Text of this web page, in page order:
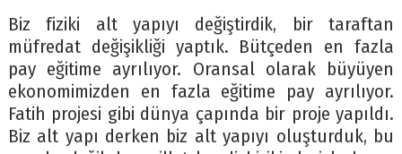
Biz fiziki alt yapıyı değiştirdik, bir taraftan
müfredat değişikliği yaptık. Bütçeden en fazla
pay eğitime ayrılıyor. Oransal olarak büyüyen
ekonomimizden en fazla eğitime pay ayrılıyor.
Fatih projesi gibi dünya çapında bir proje yapıldı.
Biz alt yapı derken biz alt yapıyı oluşturduk, bu